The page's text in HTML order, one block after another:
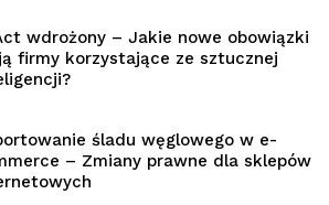
wdrożony – Jakie nowe obowiązki
firmy korzystające ze sztucznej
śladu węglowego w e-
– Zmiany prawne dla sklepów